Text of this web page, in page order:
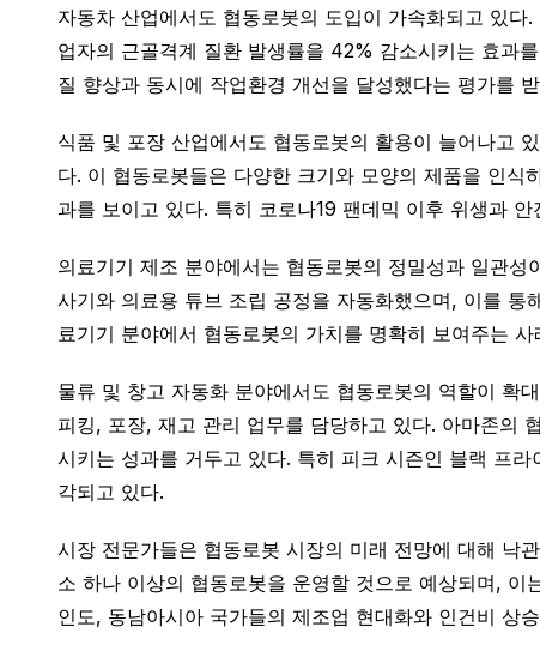
자동차 산업에서도 협동로봇의 도입이 가속화되고 있
업자의 근골격계 질환 발생률을 42% 감소시키는 효과
질 향상과 동시에 작업환경 개선을 달성했다는 평가를
식품 및 포장 산업에서도 협동로봇의 활용이 늘어나고
다. 이 협동로봇들은 다양한 크기와 모양의 제품을 인
과를 보이고 있다. 특히 코로나19 팬데믹 이후 위생과
의료기기 제조 분야에서는 협동로봇의 정밀성과 일관
사기와 의료용 튜브 조립 공정을 자동화했으며, 이를
료기기 분야에서 협동로봇의 가치를 명확히 보여주는
물류 및 창고 자동화 분야에서도 협동로봇의 역할이 확
피킹, 포장, 재고 관리 업무를 담당하고 있다. 아마존의
시키는 성과를 거두고 있다. 특히 피크 시즌인 블랙 프
각되고 있다.
시장 전문가들은 협동로봇 시장의 미래 전망에 대해 낙
소 하나 이상의 협동로봇을 운영할 것으로 예상되며,
인도, 동남아시아 국가들의 제조업 현대화와 인건비 상